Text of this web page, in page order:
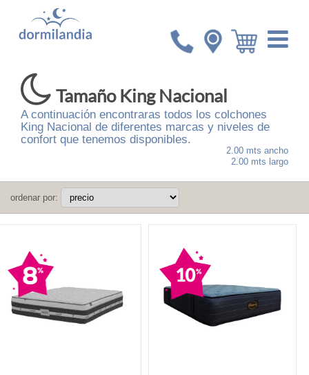
Inicio Colchones King Nacional
Tamaño King Nacional
A continuación encontraras todos los colchones
King Nacional de diferentes marcas y niveles de
confort que tenemos disponibles.
2.00 mts ancho
2.00 mts largo
ordenar por: